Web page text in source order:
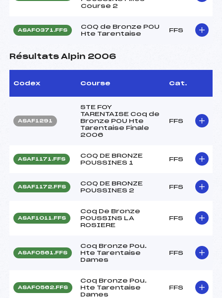
Course 2
ASAF0371.FFS
COQ de Bronze POU
Hte Tarentaise
FFS
Résultats Alpin 2006
Codex Course Cat.
ASAF1291
STE FOY
TARENTAISE Coq de
Bronze POU Hte
Tarentaise Finale
2006
FFS
ASAF1171.FFS
COQ DE BRONZE
POUSSINES 1
FFS
ASAF1172.FFS
COQ DE BRONZE
POUSSINES 2
FFS
ASAF1011.FFS
Coq De Bronze
POUSSINS LA
ROSIERE
FFS
ASAF0561.FFS
Coq Bronze Pou.
Hte Tarentaise
Dames
FFS
ASAF0562.FFS
Coq Bronze Pou.
Hte Tarentaise
Dames
FFS